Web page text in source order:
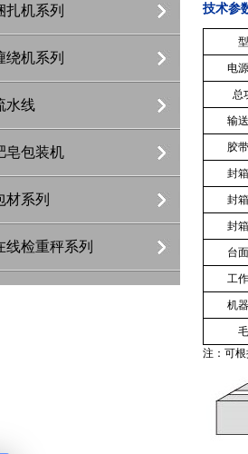
技术参
电
总
输
胶
封
封
封
台
工
机
注：可
扎机系列
绕机系列
水线
皂包装机
材系列
线检重秤系列